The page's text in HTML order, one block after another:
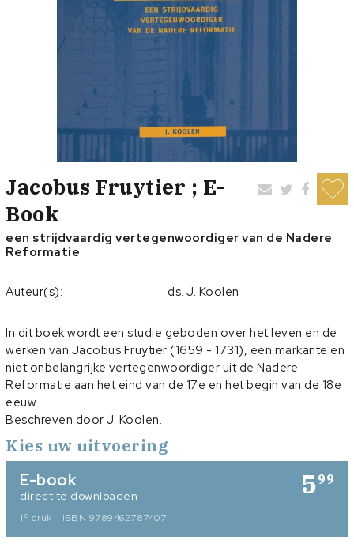
Jacobus Fruytier ; E-
Book
een strijdvaardig vertegenwoordiger van de Nadere
Reformatie
Auteur(s): ds. J. Koolen
In dit boek wordt een studie geboden over het leven en de
werken van Jacobus Fruytier (1659 - 1731), een markante en
niet onbelangrijke vertegenwoordiger uit de Nadere
Reformatie aan het eind van de 17e en het begin van de 18e
eeuw.
Beschreven door J. Koolen.
Kies uw uitvoering
599
E-book
direct te downloaden
1 e druk ISBN 9789462787407